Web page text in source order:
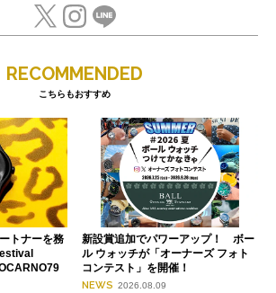
RECOMMENDED
こちらもおすすめ
トナーを務
新設賞追加でパワーアップ！ ボー
ル ウォッチが「オーナーズ フォト
コンテスト」を開催！
NEWS 2026.08.09